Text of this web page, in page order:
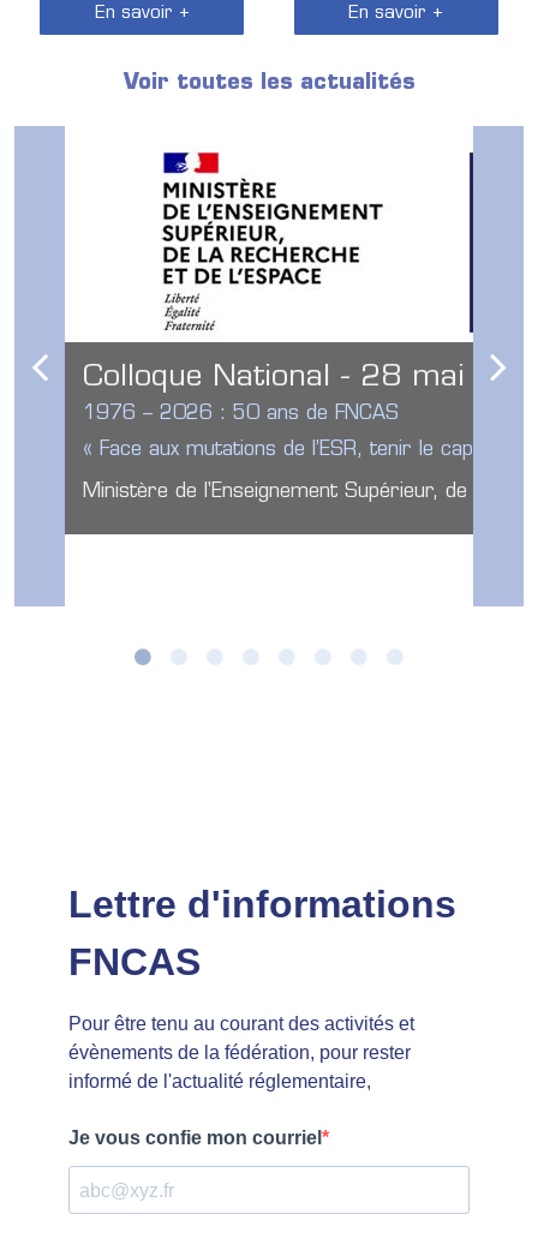
En savoir + En savoir +
Voir toutes les actualités
Colloque National - 28 mai
1976 – 2026 : 50 ans de FNCAS
« Face aux mutations de l’ESR, tenir le cap de
Ministère de l'Enseignement Supérieur, de la